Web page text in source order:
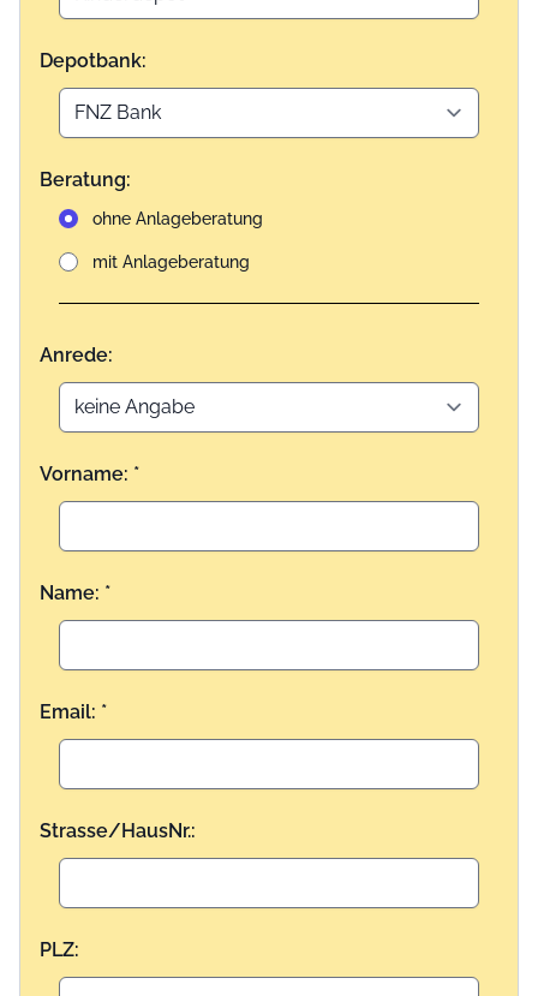
Depotbank:
Beratung:
ohne Anlageberatung
mit Anlageberatung
Anrede:
Vorname: *
Name: *
Email: *
Strasse/HausNr.:
PLZ: